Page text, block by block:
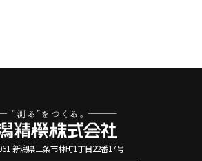
新潟県三条市林町1丁目22番17号